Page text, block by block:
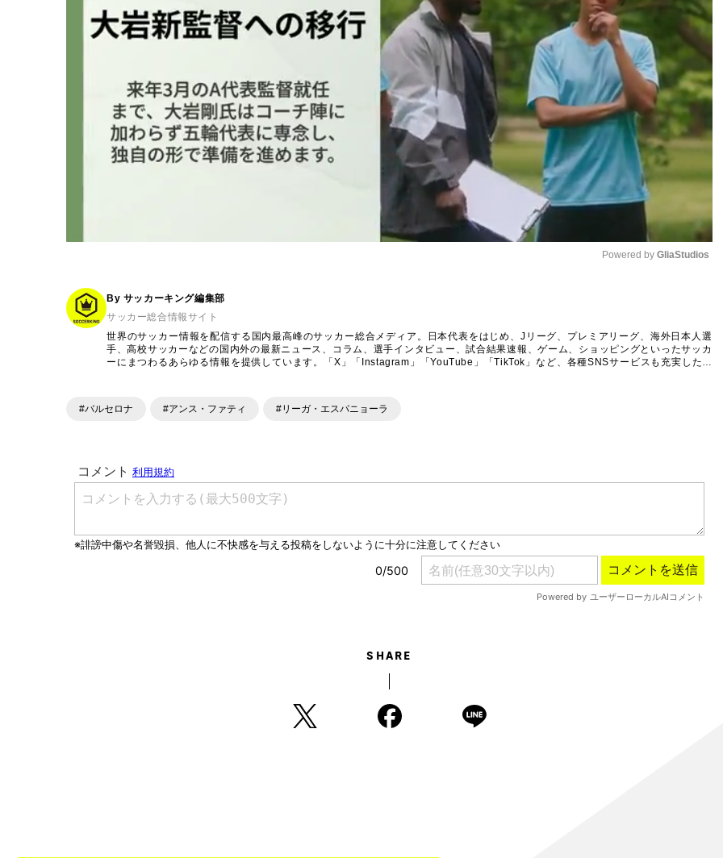
Powered by GliaStudios
By サッカーキング編集部
サッカー総合情報サイト
世界のサッカー情報を配信する国内最高峰のサッカー総合メディア。日本代表をはじめ、Jリーグ、プレミアリーグ、海外日本人選
手、高校サッカーなどの国内外の最新ニュース、コラム、選手インタビュー、試合結果速報、ゲーム、ショッピングといったサッカ
ーにまつわるあらゆる情報を提供しています。「X」「Instagram」「YouTube」「TikTok」など、各種SNSサービスも充実したコ
#バルセロナ #アンス・ファティ #リーガ・エスパニョーラ
SHARE